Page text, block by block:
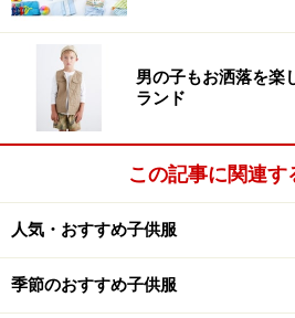
男の子もお洒落を楽
ランド
この記事に関連す
人気・おすすめ子供服
季節のおすすめ子供服